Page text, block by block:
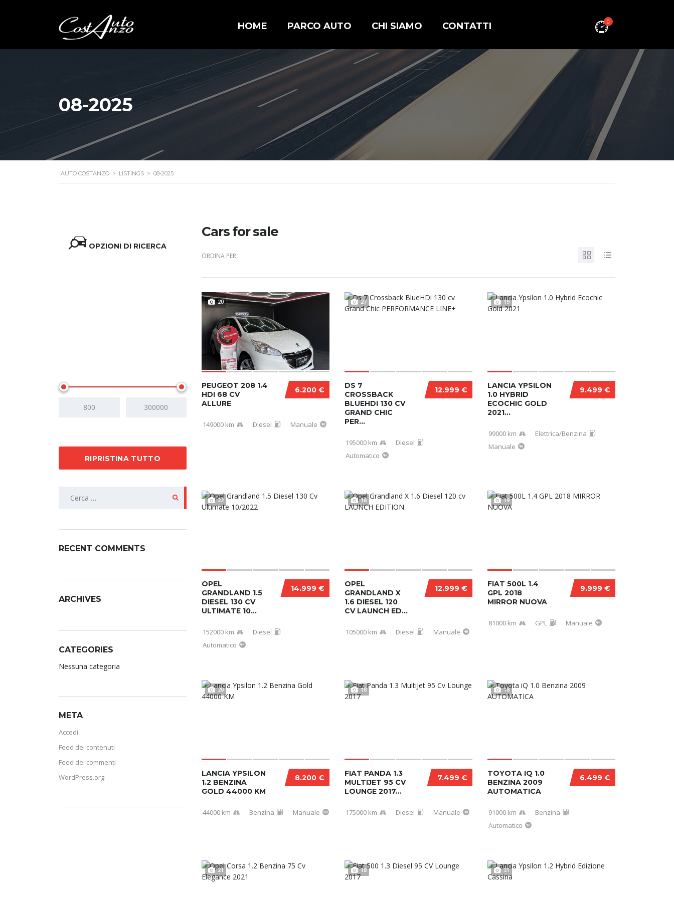
0
HOME PARCO AUTO CHI SIAMO CONTATTI
08-2025
AUTO COSTANZO > LISTINGS > 08-2025
OPZIONI DI RICERCA
RIPRISTINA TUTTO
RECENT COMMENTS
ARCHIVES
CATEGORIES
Nessuna categoria
META
Accedi
Feed dei contenuti
Feed dei commenti
WordPress.org
Cars for sale
ORDINA PER:
20
6.200 €
PEUGEOT 208 1.4
HDI 68 CV
ALLURE
149000 km Diesel Manuale
27
12.999 €
DS 7
CROSSBACK
BLUEHDI 130 CV
GRAND CHIC
PER...
195000 km
Diesel
Automatico
19
9.499 €
LANCIA YPSILON
1.0 HYBRID
ECOCHIC GOLD
2021...
99000 km
Elettrica/Benzina
Manuale
22
14.999 €
OPEL
GRANDLAND 1.5
DIESEL 130 CV
ULTIMATE 10...
152000 km
Diesel
Automatico
18
12.999 €
OPEL
GRANDLAND X
1.6 DIESEL 120
CV LAUNCH ED...
105000 km Diesel Manuale
19
9.999 €
FIAT 500L 1.4
GPL 2018
MIRROR NUOVA
81000 km GPL Manuale
20
8.200 €
LANCIA YPSILON
1.2 BENZINA
GOLD 44000 KM
44000 km Benzina Manuale
18
7.499 €
FIAT PANDA 1.3
MULTIJET 95 CV
LOUNGE 2017...
175000 km Diesel Manuale
18
6.499 €
TOYOTA IQ 1.0
BENZINA 2009
AUTOMATICA
91000 km
Benzina
Automatico
21 18 31